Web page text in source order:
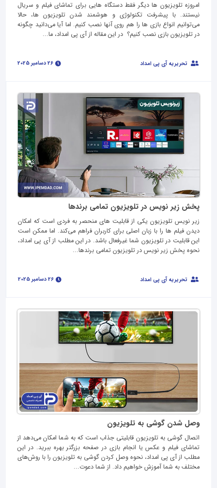
امروزه تلویزیون‌ ها دیگر فقط دستگاه‌ هایی برای تماشای فیلم و سریال
نیستند. با پیشرفت تکنولوژی و هوشمند شدن تلویزیون‌ ها، حالا
می‌‌توانیم انواع بازی‌ ها را هم روی آنها نصب کنیم. اما آیا می‌دانید چگونه
در تلویزیون بازی نصب کنیم؟ در این مقاله از آی پی امداد، ما...
تحریریه آی پی امداد
پخش زیر نویس در تلویزیون تمامی برندها
زیر نویس تلویزیون یکی از قابلیت های منحصر به فردی است که امکان
دیدن فیلم ها را با زبان اصلی برای کاربران فراهم می‌کند. اما ممکن است
این قابلیت در تلویزیون شما غیرفعال باشد. در این مطلب از آی پی امداد،
نحوه پخش زیر نویس در تلویزیون تمامی برندها...
تحریریه آی پی امداد
وصل شدن گوشی به تلویزیون
اتصال گوشی به تلویزیون قابلیتی جذاب است که به شما امکان می‌دهد از
تماشای فیلم و عکس یا انجام بازی در صفحه بزرگتر بهره ببرید. در این
مطلب از آی پی امداد، نحوه وصل کردن گوشی به تلویزیون را با روش‌های
مختلف به شما آموزش خواهیم داد. از شما دعوت...